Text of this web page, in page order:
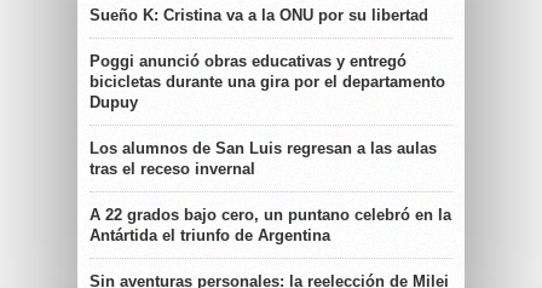
Sueño K: Cristina va a la ONU por su libertad
Poggi anunció obras educativas y entregó
bicicletas durante una gira por el departamento
Dupuy
Los alumnos de San Luis regresan a las aulas
tras el receso invernal
A 22 grados bajo cero, un puntano celebró en la
Antártida el triunfo de Argentina
Sin aventuras personales: la reelección de Milei